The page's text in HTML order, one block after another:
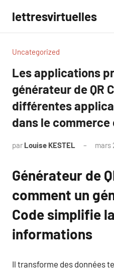
contenu
lettresvirtuelles
Uncategorized
Les applications
générateur de QR
différentes
dans le
par Louise KESTEL mars
Générateur de
comment un
Code simplifie
informations
Il transforme des données